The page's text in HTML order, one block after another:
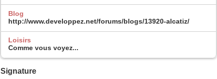
Blog
http://www.developpez.net/forums/blogs/13920-alcatiz/
Loisirs
Comme vous voyez...
Signature